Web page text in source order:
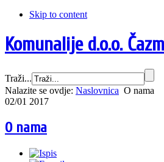
Skip to content
Komunalije d.o.o.
Traži...
Nalazite se ovdje: Naslovnica O nama
02/01 2017
O nama